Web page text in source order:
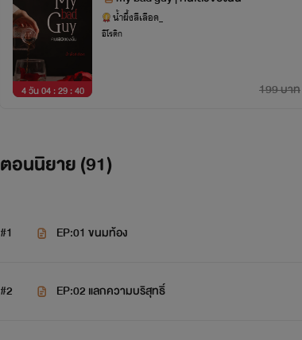
4 วัน 04 : 29 : 39
น้ำผึ้งสีเลือด_
อีโรติก
199 บาท
ตอนนิยาย (91)
#1 EP:01 ขนมท้อง
#2 EP:02 แลกความบริสุทธิ์